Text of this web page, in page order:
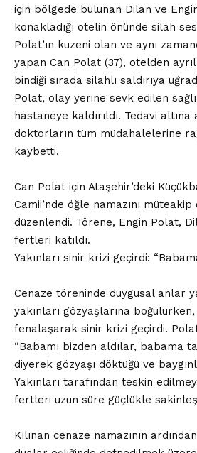
için bölgede bulunan Dilan ve
konakladığı otelin önünde silah
Polat’ın kuzeni olan ve aynı
yapan Can Polat (37), otelden
bindiği sırada silahlı saldırıya
Polat, olay yerine sevk edilen
hastaneye kaldırıldı. Tedavi altına
doktorların tüm müdahalelerine
kaybetti.
Can Polat için Ataşehir’deki
Camii’nde öğle namazını
düzenlendi. Törene, Engin Polat,
fertleri katıldı.
Yakınları sinir krizi geçirdi:
Cenaze töreninde duygusal anlar
yakınları gözyaşlarına
fenalaşarak sinir krizi geçirdi.
“Babamı bizden aldılar, babama
diyerek gözyaşı döktüğü ve
Yakınları tarafından teskin
fertleri uzun süre güçlükle
Kılınan cenaze namazının